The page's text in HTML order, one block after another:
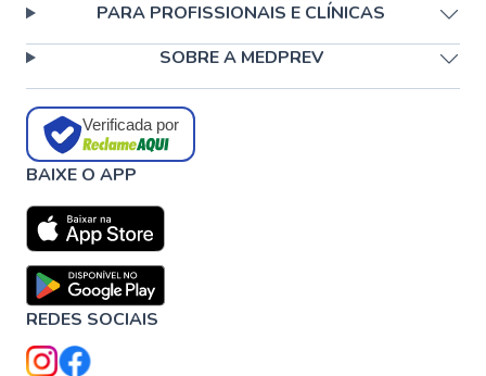
PARA PROFISSIONAIS E CLÍNICAS
SOBRE A MEDPREV
Verificada por
BAIXE O APP
REDES SOCIAIS